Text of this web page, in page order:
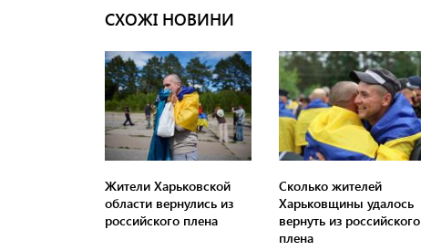
СХОЖІ НОВИНИ
Жители Харьковской
области вернулись из
российского плена
Сколько жителей
Харьковщины удалось
вернуть из российского
плена